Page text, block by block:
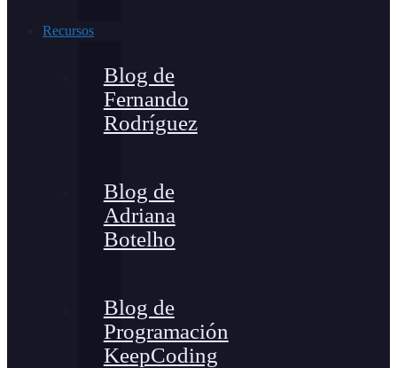
Recursos
Blog de
Fernando
Rodríguez
Blog de
Adriana
Botelho
Blog de
Programación
KeepCoding